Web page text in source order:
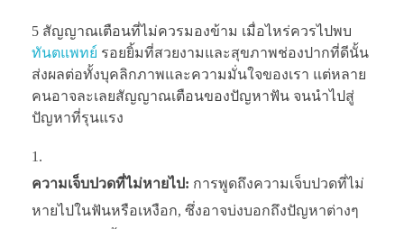
5 สัญญาณเตือนที่ไม่ควรมองข้าม เมื่อไหร่ควรไปพบ
ทันตแพทย์ รอยยิ้มที่สวยงามและสุขภาพช่องปากที่ดีนั้น
ส่งผลต่อทั้งบุคลิกภาพและความมั่นใจของเรา แต่หลาย
คนอาจละเลยสัญญาณเตือนของปัญหาฟัน จนนำไปสู่
ปัญหาที่รุนแรง
ความเจ็บปวดที่ไม่หายไป: การพูดถึงความเจ็บปวดที่ไม่
หายไปในฟันหรือเหงือก, ซึ่งอาจบ่งบอกถึงปัญหาต่างๆ